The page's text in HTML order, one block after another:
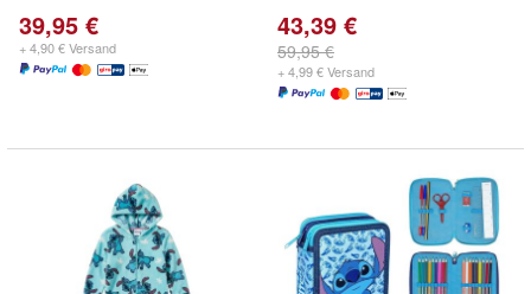
39,95 €
+ 4,90 € Versand
43,39 €
59,95 €
+ 4,99 € Versand